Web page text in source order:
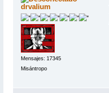
drvalium
Mensajes: 17345
Misántropo